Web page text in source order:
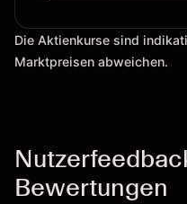
Die Aktienkurse sind
Marktpreisen abweichen.
Bewertungen